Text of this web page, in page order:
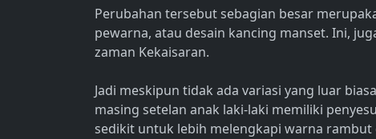
Perubahan tersebut sebagian besar
pewarna, atau desain kancing manset. Ini,
zaman Kekaisaran.
Jadi meskipun tidak ada variasi yang luar
masing setelan anak laki-laki memiliki
sedikit untuk lebih melengkapi warna